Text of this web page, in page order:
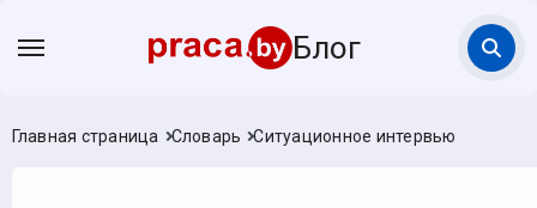
Блог
Главная страница Словарь Ситуационное интервью